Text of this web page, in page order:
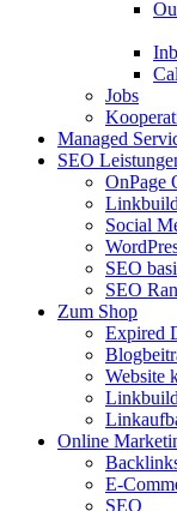
Jobs
Managed
SEO
OnPage
Social
SEO
SEO
Zum Shop
Expired
Website
Online
E-
SEO